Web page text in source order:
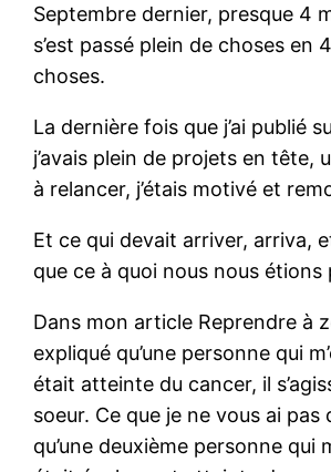
Septembre dernier, presque 4
s’est passé plein de choses en
choses.
La dernière fois que j’ai publié
j’avais plein de projets en tête,
à relancer, j’étais motivé et
Et ce qui devait arriver, arriva,
que ce à quoi nous nous étions
Dans mon article Reprendre à
expliqué qu’une personne qui
était atteinte du cancer, il
soeur. Ce que je ne vous ai pas
qu’une deuxième personne qui